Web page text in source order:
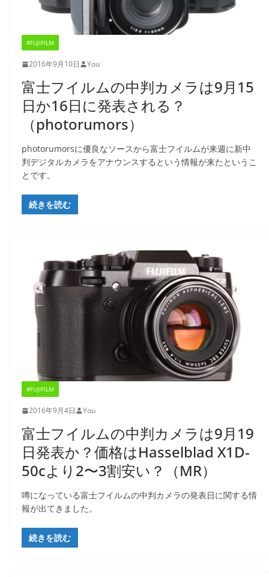
#FUJIFILM
2016年9月10日 You
富士フイルムの中判カメラは9月15
日か16日に発表される？
（photorumors）
photorumorsに優良なソースから富士フイルムが来週に新中
判デジタルカメラをアナウンスするという情報が来たというこ
とです。
続きを読む
#FUJIFILM
2016年9月4日 You
富士フイルムの中判カメラは9月19
日発表か？価格はHasselblad X1D-
50cより2〜3割安い？（MR）
噂になっている富士フイルムの中判カメラの発表日に関する情
報が出てきました。
続きを読む